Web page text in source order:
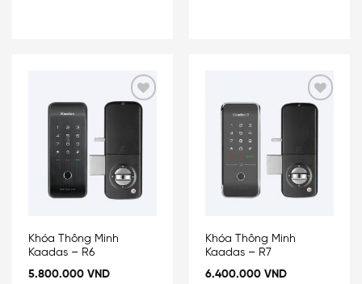
Add
Khóa Thông Minh
Kaadas – R6
5.800.000 VND
Add
Khóa Thông Minh
Kaadas – R7
6.400.000 VND